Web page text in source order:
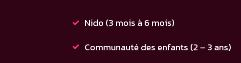
Nido (3 mois à 6 mois)
Communauté des enfants (2 – 3 ans)